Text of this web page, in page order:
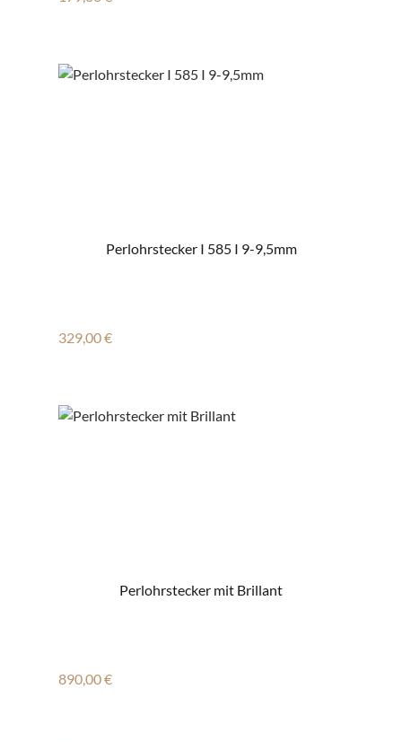
Perlohrstecker I 585 I 9-9,5mm
Regulärer Preis:
329,00 €
Perlohrstecker mit Brillant
Regulärer Preis:
890,00 €